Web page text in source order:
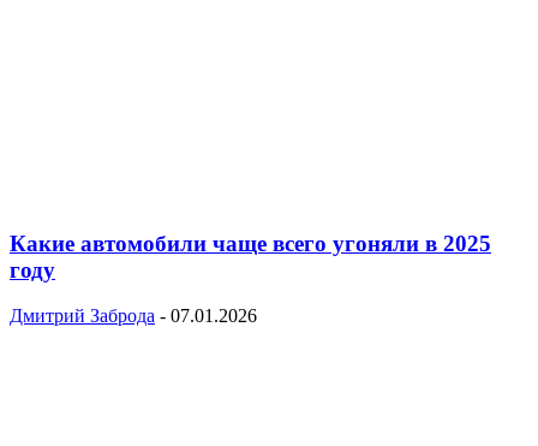
Какие автомобили чаще всего угоняли в 2025
году
Дмитрий Заброда - 07.01.2026